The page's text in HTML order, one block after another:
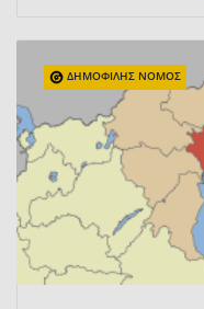
ΔΗΜΟΦΙΛΗΣ ΝΟΜΟΣ